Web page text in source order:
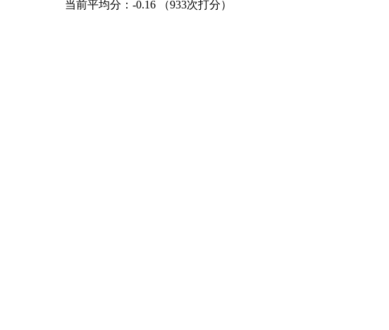
当前平均分： -0.16 （933次打分）